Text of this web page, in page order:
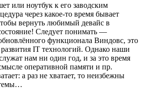
или ноутбук к его заводским
через какое-то время бывает
вернуть любимый девайс в
Следует понимать —
функционала Виндовс, это
IT технологий. Однако наши
нам ни один год, и за это время
оперативной памяти и пр.
а раз не хватает, то неизбежны